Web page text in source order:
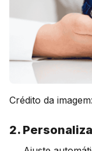
Crédito da
2.